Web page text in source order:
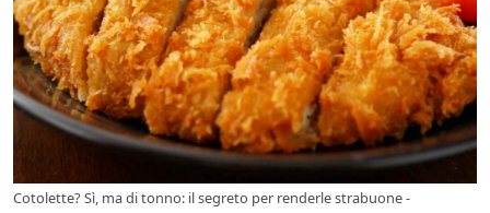
Cotolette? Sì, ma di tonno: il segreto per renderle strabuone -